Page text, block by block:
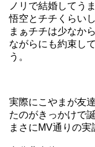
ノリで結婚してう
悟空とチチくらい
まぁチチは少なか
ながらにも約束し
う。
実際にこやまが友
たのがきっかけで
まさにMV通りの実